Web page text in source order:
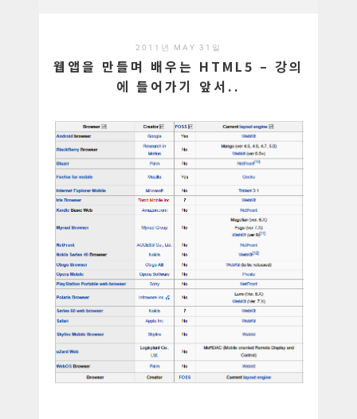
2011년 MAY 31일
웹앱을 만들며 배우는 HTML5 – 강의
에 들어가기 앞서..